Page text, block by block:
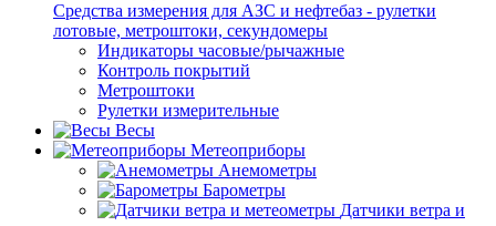
Средства измерения для АЗС и нефтебаз - рулетки
лотовые, метроштоки, секундомеры
Индикаторы часовые/рычажные
Контроль покрытий
Метроштоки
Рулетки измерительные
Весы
Метеоприборы
Анемометры
Барометры
Датчики ветра и